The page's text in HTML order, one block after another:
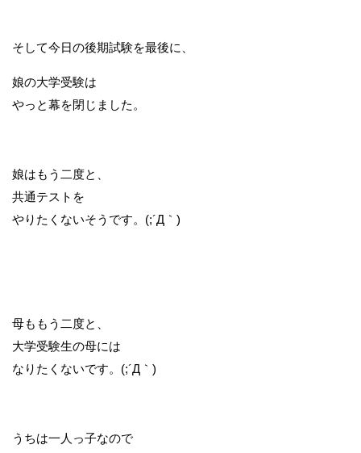
そして今日の後期試験を最後に、
娘の大学受験は
やっと幕を閉じました。
娘はもう二度と、
共通テストを
やりたくないそうです。(;´Д｀)
母ももう二度と、
大学受験生の母には
なりたくないです。(;´Д｀)
うちは一人っ子なので